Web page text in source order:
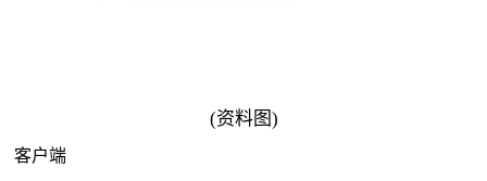
(资料图)
客户端